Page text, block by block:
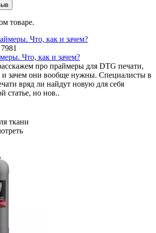
товаре.
7981
Что, как и зачем?
про праймеры для DTG печати,
зачем они вообще нужны. Специалисты в
вряд ли найдут новую для себя
статье, но нов..
ткани